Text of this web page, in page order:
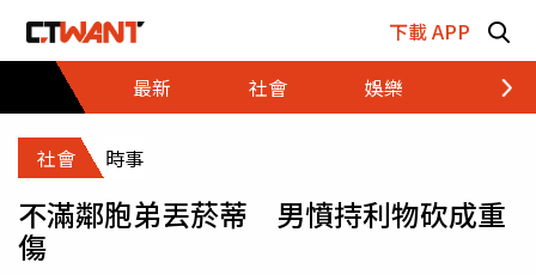
下載 APP
最新
社會 娛樂 財經
社會 時事
不滿鄰胞弟丟菸蒂 男憤持利物砍成重
傷